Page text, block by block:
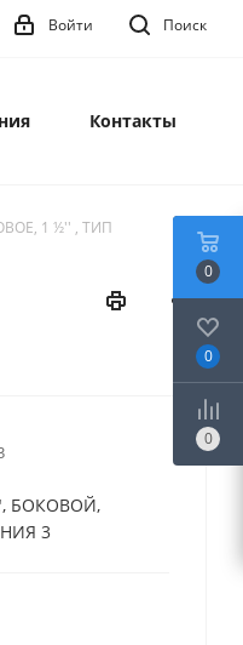
Поиск
Войти
Контакты
1 ½'' , ТИП
БОКОВОЙ,
3
0
0
0